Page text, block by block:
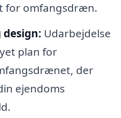
for omfangsdræn.
Udarbejdelse
plan for
der
ejendoms